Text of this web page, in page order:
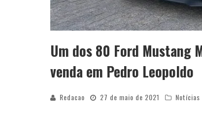
Um dos 80 Ford Mustang
venda em Pedro Leopoldo
Redacao 27 de maio de 2021 Notícias